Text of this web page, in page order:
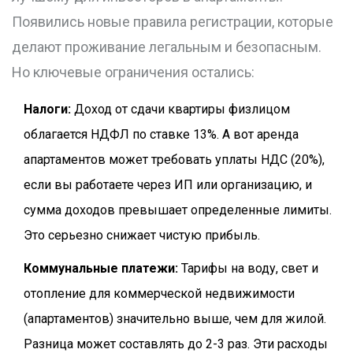
Появились новые правила регистрации, которые
делают проживание легальным и безопасным.
Но ключевые ограничения остались:
Налоги: Доход от сдачи квартиры физлицом
облагается НДФЛ по ставке 13%. А вот аренда
апартаментов может требовать уплаты НДС (20%),
если вы работаете через ИП или организацию, и
сумма доходов превышает определенные лимиты.
Это серьезно снижает чистую прибыль.
Коммунальные платежи: Тарифы на воду, свет и
отопление для коммерческой недвижимости
(апартаментов) значительно выше, чем для жилой.
Разница может составлять до 2-3 раз. Эти расходы